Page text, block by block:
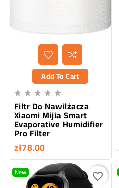
Add To Cart
    
Filtr Do Nawilżacza
Xiaomi Mijia Smart
Evaporative Humidifier
Pro Filter
zł78.00
New favorite_border